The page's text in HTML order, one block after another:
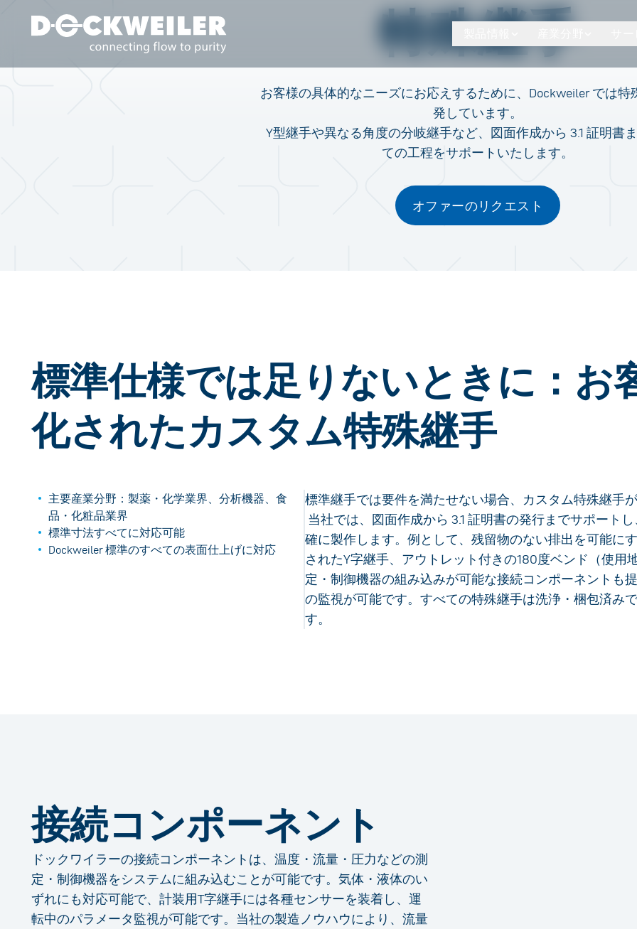
特殊継手
お客様の具体的なニーズにお応えするために、Dockweiler では特
発しています。
Y型継手や異なる角度の分岐継手など、図面作成から 3.1 証明書
ての工程をサポートいたします。
オファーのリクエスト
標準仕様では足りないときに：お
化されたカスタム特殊継手
主要産業分野：製薬・化学業界、分析機器、食
品・化粧品業界
標準寸法すべてに対応可能
Dockweiler 標準のすべての表面仕上げに対応
標準継手では要件を満たせない場合、カスタム特殊継手
当社では、図面作成から 3.1 証明書の発行までサポート
確に製作します。例として、残留物のない排出を可能に
されたY字継手、アウトレット付きの180度ベンド（使用
定・制御機器の組み込みが可能な接続コンポーネントも
の監視が可能です。すべての特殊継手は洗浄・梱包済み
す。
接続コンポーネント
ドックワイラーの接続コンポーネントは、温度・流量・圧力などの測
定・制御機器をシステムに組み込むことが可能です。気体・液体のい
ずれにも対応可能で、計装用T字継手には各種センサーを装着し、運
転中のパラメータ監視が可能です。当社の製造ノウハウにより、流量